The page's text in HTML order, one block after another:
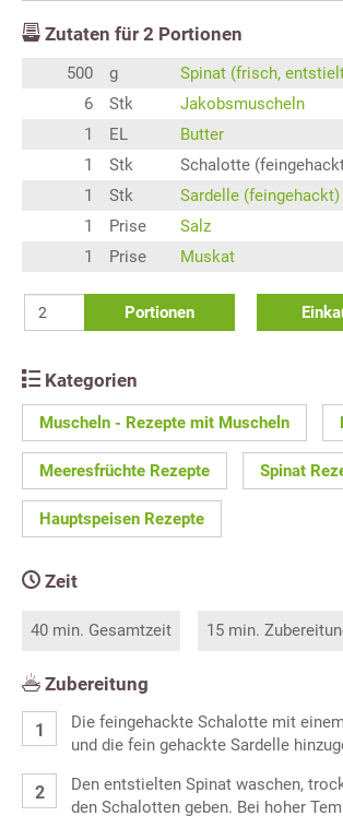
Zutaten für 2 Portionen
500 g
Spinat (frisch,
6
Stk
Jakobsmuscheln
1
EL
Butter
1
Stk
Schalotte
1
Stk
Sardelle (feingehackt)
1
Prise
Salz
1
Prise Muskat
Portionen
Kategorien
Muscheln - Rezepte mit Muscheln
Meeresfrüchte Rezepte Spinat
Hauptspeisen Rezepte
Zeit
40 min. Gesamtzeit 15 min.
Zubereitung
Die feingehackte Schalotte mit
und die fein gehackte Sardelle
Den entstielten Spinat waschen,
den Schalotten geben. Bei hoher